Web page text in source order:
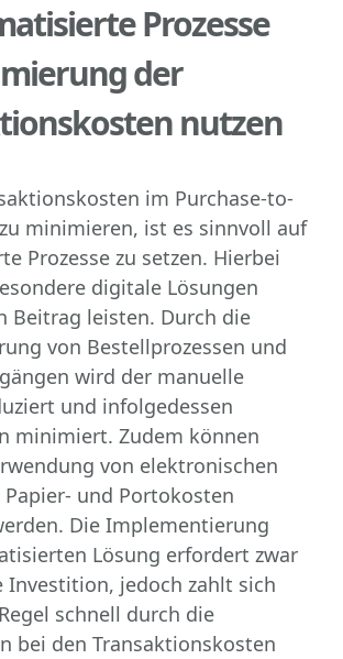
Prozesse
der
nutzen
im Purchase-to-
minimieren, ist es sinnvoll auf
Prozesse zu setzen. Hierbei
digitale Lösungen
Beitrag leisten. Durch die
von Bestellprozessen und
wird der manuelle
und infolgedessen
minimiert. Zudem können
von elektronischen
Papier- und Portokosten
Die Implementierung
Lösung erfordert zwar
Investition, jedoch zahlt sich
schnell durch die
bei den Transaktionskosten